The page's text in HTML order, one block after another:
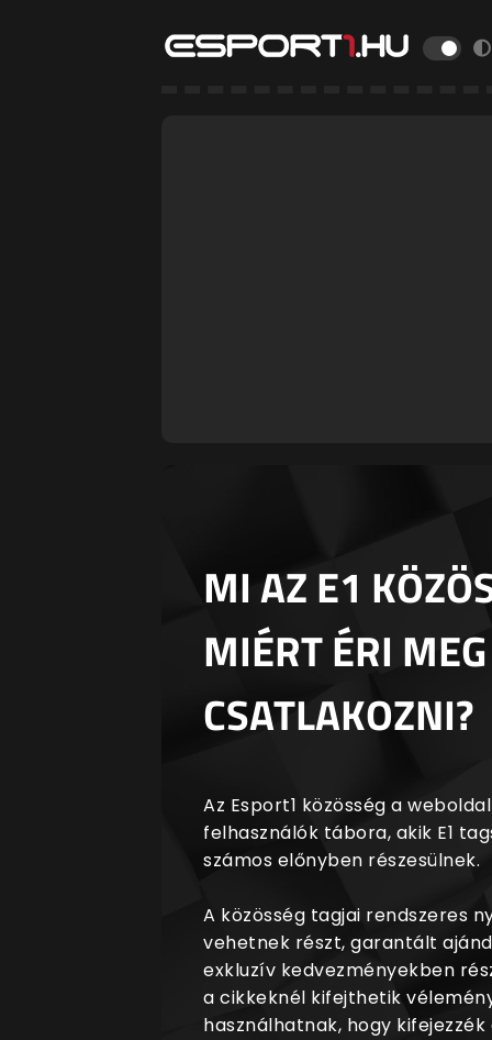
MI AZ E1
MIÉRT ÉRI MEG
CSATLAKOZNI?
Az Esport1 közösség a
felhasználók tábora, akik E1
számos előnyben részesülnek.
A közösség tagjai rendszeres
vehetnek részt, garantált
exkluzív kedvezményekben
a cikkeknél kifejthetik
használhatnak, hogy